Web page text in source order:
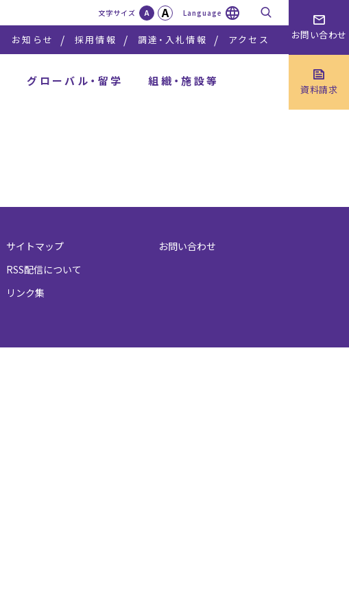
お問い合わせ
資料請求
グローバル・留学 組織・施設等
お知らせ 採用情報 調達・入札情報 アクセス
文字サイズ A A Language
サイトマップ
RSS配信について
リンク集
お問い合わせ